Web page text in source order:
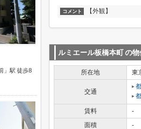
コメント 【外観】
ルミエール板橋本町の物
所在地 東
交通
賃料 -
面積
-
」駅 徒歩8